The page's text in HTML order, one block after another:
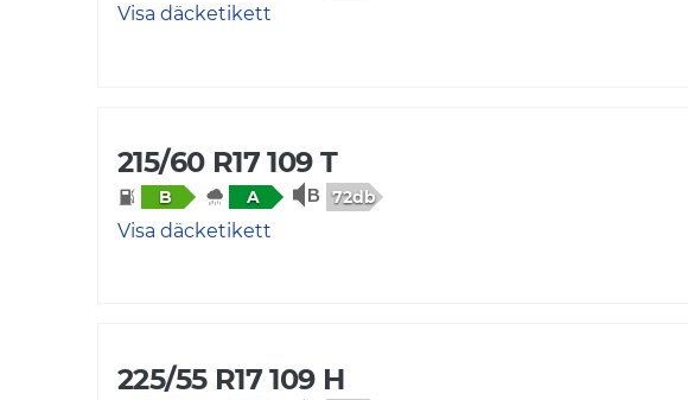
Visa däcketikett
215/60 R17 109 T
B A 72db
Visa däcketikett
225/55 R17 109 H